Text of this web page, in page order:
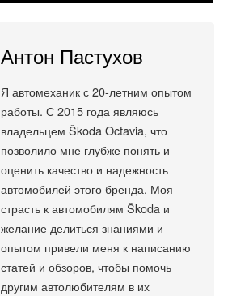
Антон Пастухов
Я автомеханик с 20-летним опытом
работы. С 2015 года являюсь
владельцем Škoda Octavia, что
позволило мне глубже понять и
оценить качество и надежность
автомобилей этого бренда. Моя
страсть к автомобилям Škoda и
желание делиться знаниями и
опытом привели меня к написанию
статей и обзоров, чтобы помочь
другим автолюбителям в их